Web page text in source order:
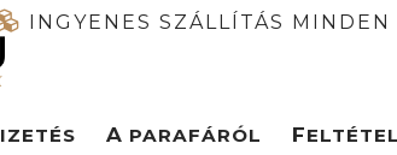
INGYENES SZÁLLÍTÁS
FIZETÉS A PARAFÁRÓL